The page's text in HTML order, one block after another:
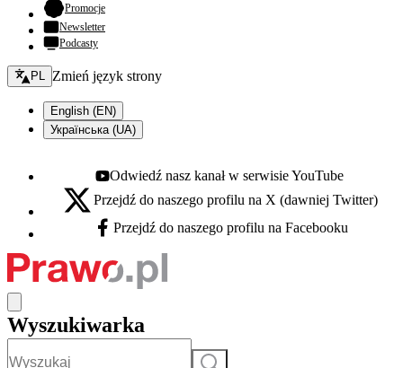
Promocje- otwiera się w nowej karcie
Newsletter
Podcasty
Zmień język - bieżący:
PL Zmień język strony
English (EN)
Українська (UA)
Youtube - otwiera się w nowej karcie
Odwiedź nasz kanał w serwisie YouTube
X - otwiera się w nowej karcie
Przejdź do naszego profilu na X (dawniej Twitter)
Facebook - otwiera się w nowej karcie
Przejdź do naszego profilu na Facebooku
Wyszukiwarka
Szukaj